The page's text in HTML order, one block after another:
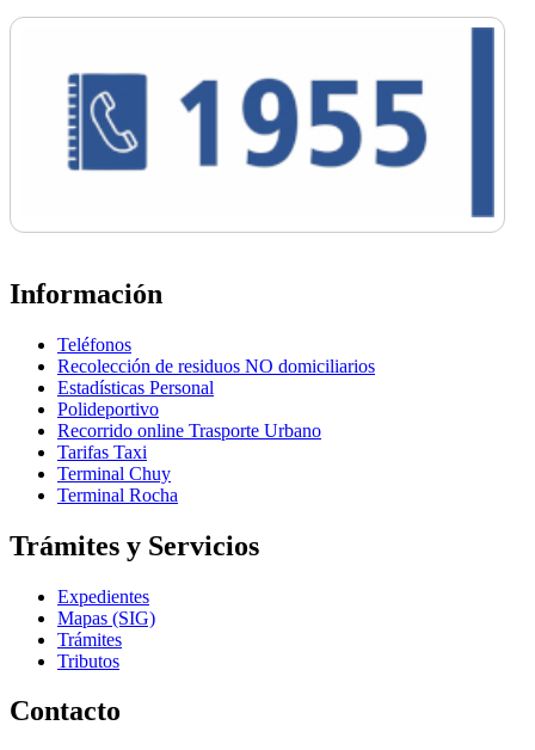
Información
Teléfonos
Recolección de residuos NO domiciliarios
Estadísticas Personal
Polideportivo
Recorrido online Trasporte Urbano
Tarifas Taxi
Terminal Chuy
Terminal Rocha
Trámites y Servicios
Expedientes
Mapas (SIG)
Trámites
Tributos
Contacto